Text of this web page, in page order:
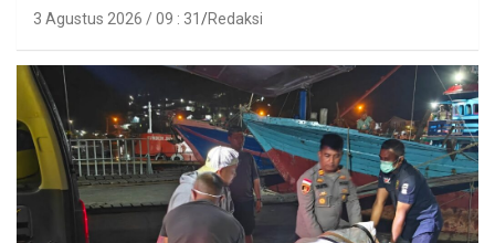
3 Agustus 2026 / 09 : 31 Redaksi